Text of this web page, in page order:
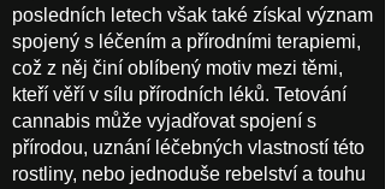
posledních letech však také získal význam
spojený s léčením a přírodními terapiemi,
což z něj činí oblíbený motiv mezi těmi,
kteří věří v sílu přírodních léků. Tetování
cannabis může vyjadřovat spojení s
přírodou, uznání léčebných vlastností této
rostliny, nebo jednoduše rebelství a touhu